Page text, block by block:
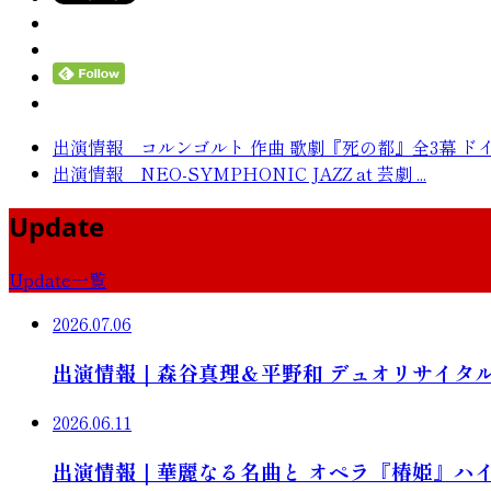
出演情報 コルンゴルト 作曲 歌劇『死の都』全3幕 ド
出演情報 NEO-SYMPHONIC JAZZ at 芸劇 ...
Update
Update一覧
2026.07.06
出演情報｜森谷真理＆平野和 デュオリサイタル
2026.06.11
出演情報｜華麗なる名曲と オペラ『椿姫』ハ